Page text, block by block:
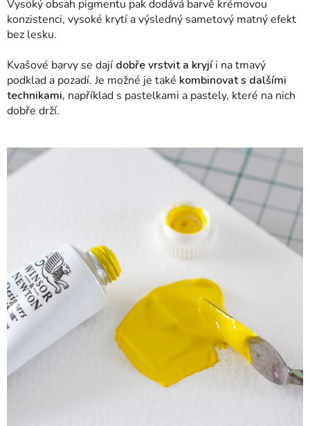
Vysoký obsah pigmentu pak dodává barvě krémovou
konzistenci, vysoké krytí a výsledný sametový matný efekt
bez lesku.
Kvašové barvy se dají dobře vrstvit a kryjíi na tmavý
podklad a pozadí. Je možné je také kombinovat s dalšími
technikami, například s pastelkami a pastely, které na nich
dobře drží.